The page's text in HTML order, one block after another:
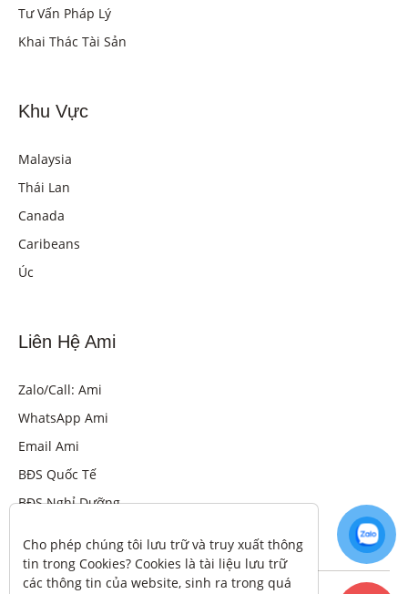
Tư Vấn Pháp Lý
Khai Thác Tài Sản
Khu Vực
Malaysia
Thái Lan
Canada
Caribeans
Úc
Liên Hệ Ami
Zalo/Call: Ami
WhatsApp Ami
Email Ami
BĐS Quốc Tế
BĐS Nghỉ Dưỡng
Cho phép chúng tôi lưu trữ và truy xuất thông
tin trong Cookies? Cookies là tài liệu lưu trữ
các thông tin của website, sinh ra trong quá